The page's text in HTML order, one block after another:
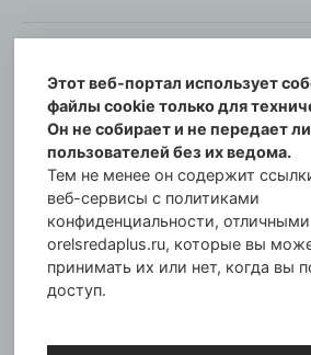
© Информационный городской
Орловская cреда-плюс, 2021-
Свидетельство о
00254 от 29 октября 2013 г.
Газета зарегистрирована
Федеральной службы по
информационных технологий и
коммуникаций по Орловской
Главный редактор: Татьяна
Этот веб-портал использует
файлы cookie только для
Он не собирает и не передает
пользователей без их ведома.
Тем не менее он содержит
веб-сервисы с политиками
конфиденциальности, отличными
orelsredaplus.ru, которые вы
принимать их или нет, когда вы
доступ.